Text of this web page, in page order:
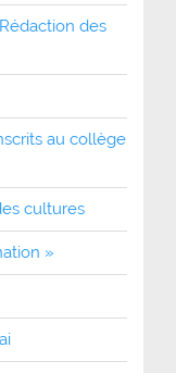
des
au collège
cultures
»